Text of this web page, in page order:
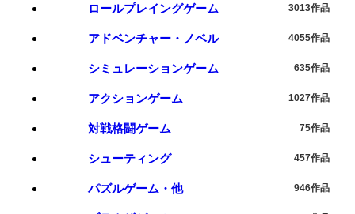
ロールプレイングゲーム 3013作品
アドベンチャー・ノベル 4055作品
シミュレーションゲーム 635作品
アクションゲーム 1027作品
対戦格闘ゲーム 75作品
シューティング 457作品
パズルゲーム・他 946作品